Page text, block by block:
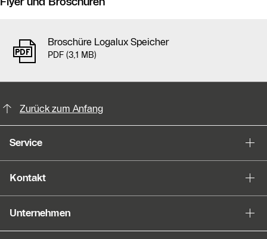
Broschüre Logalux Speicher
PDF (3,1 MB)
Slider Bildergalerie
Zurück zum Anfang
Service
Kontakt
Unternehmen